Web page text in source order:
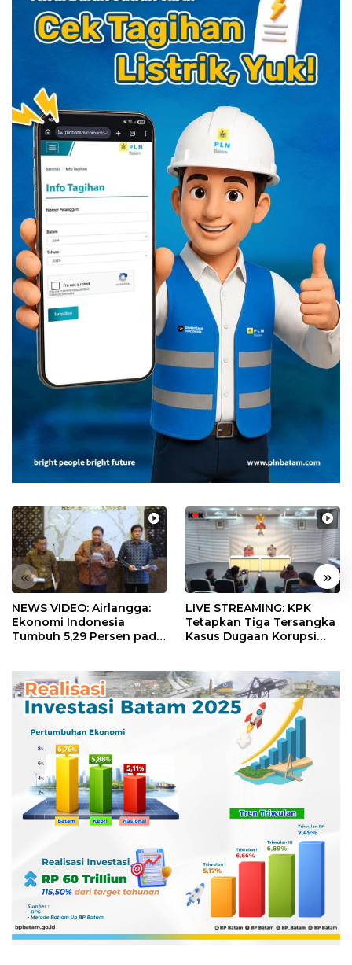
« »
NEWS VIDEO: Airlangga:
Ekonomi Indonesia
Tumbuh 5,29 Persen pada
LIVE STREAMING: KPK
Tetapkan Tiga Tersangka
Kasus Dugaan Korupsi